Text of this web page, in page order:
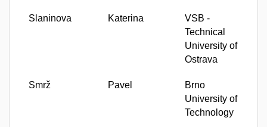
Slaninova Katerina
VSB -
Technical
University of
Ostrava
Smrž Pavel
Brno
University of
Technology